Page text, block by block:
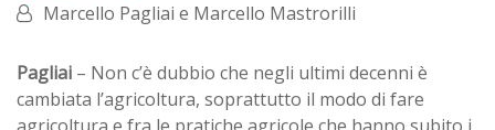
Marcello Pagliai e Marcello Mastrorilli
Pagliai – Non c’è dubbio che negli ultimi decenni è
cambiata l’agricoltura, soprattutto il modo di fare